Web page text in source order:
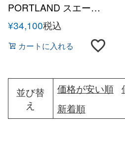
PORTLAND スエード
レザーデッキシューズ
¥34,100税込
カートに入れる
並び替
え
価格が安い順
新着順